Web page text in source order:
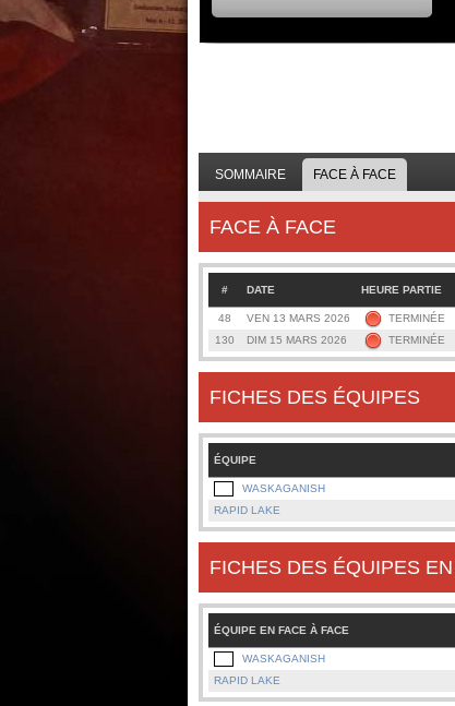
SOMMAIRE FACE À FACE
FACE À FACE
# DATE HEURE PARTIE
48 VEN 13 MARS 2026 TERMINÉE
130
DIM 15 MARS 2026 TERMINÉE
FICHES DES ÉQUIPES
ÉQUIPE
WASKAGANISH
RAPID LAKE
FICHES DES ÉQUIPES
ÉQUIPE EN FACE À FACE
WASKAGANISH
RAPID LAKE